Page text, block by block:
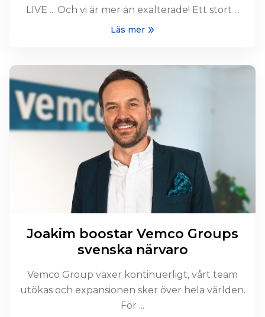
LIVE ... Och vi är mer än exalterade! Ett stort ...
Läs mer
Joakim boostar Vemco Groups
svenska närvaro
Vemco Group växer kontinuerligt, vårt team
utökas och expansionen sker över hela världen.
För ...